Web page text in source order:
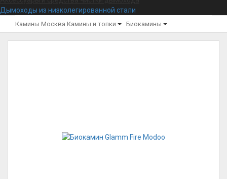
Дымоходы из низколегированной стали
Камины Москва Камины и топки Биокамины